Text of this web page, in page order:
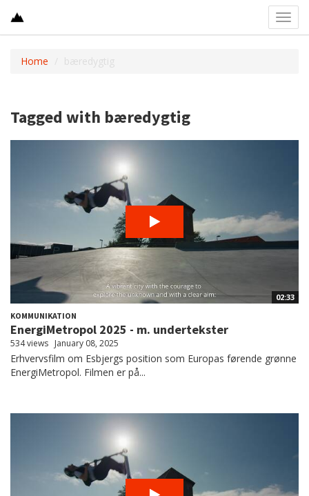
Home bæredygtig
Tagged with bæredygtig
02:33
KOMMUNIKATION
EnergiMetropol 2025 - m. undertekster
534 views January 08, 2025
Erhvervsfilm om Esbjergs position som Europas førende grønne
EnergiMetropol. Filmen er på...